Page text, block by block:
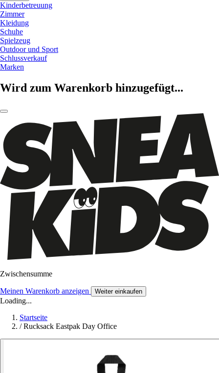
Kinderbetreuung
Zimmer
Kleidung
Schuhe
Spielzeug
Outdoor und Sport
Schlussverkauf
Marken
Wird zum Warenkorb hinzugefügt...
Zwischensumme
Meinen Warenkorb anzeigen Weiter einkaufen
Loading...
Startseite
/ Rucksack Eastpak Day Office